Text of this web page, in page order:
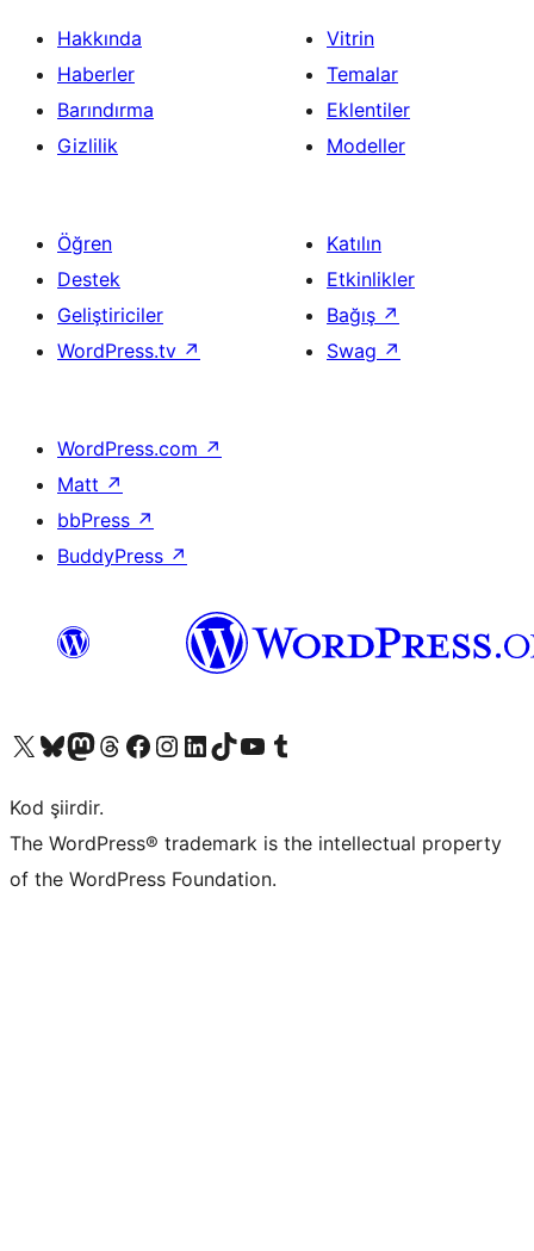
Hakkında
Haberler
Barındırma
Gizlilik
Vitrin
Temalar
Eklentiler
Modeller
Öğren
Destek
Geliştiriciler
WordPress.tv ↗
Katılın
Etkinlikler
Bağış ↗
Swag ↗
WordPress.com ↗
Matt ↗
bbPress ↗
BuddyPress ↗
X (eski Twitter) hesabımıza bakın
Bluesky hesabımızı ziyaret edinMastodon hesabımızı ziyaret edinThreads hesabımızı ziyaret edinFacebook sayfamızı ziyaret edinInstagram hesabımızı ziyaret edinLinkedIn hesabımızı ziyaret edinTikTok hesabımızı ziyaret edinYouTube kanalımızı ziyaret edinTumblr hesabımızı ziyaret edin
Kod şiirdir.
The WordPress® trademark is the intellectual property
of the WordPress Foundation.